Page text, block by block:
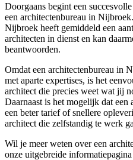
Doorgaans begint een
een architectenbureau in
Nijbroek heeft gemiddeld een
architecten in dienst en kan
beantwoorden.
Omdat een architectenbureau in
met aparte expertises, is het
architect die precies weet wat jij
Daarnaast is het mogelijk dat
een beter tarief of snellere
architect die zelfstandig te werk
Wil je meer weten over een
onze uitgebreide